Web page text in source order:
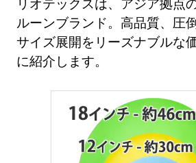
ルーンブランド。高品質、圧
サイズ展開をリーズナブルな
に紹介します。